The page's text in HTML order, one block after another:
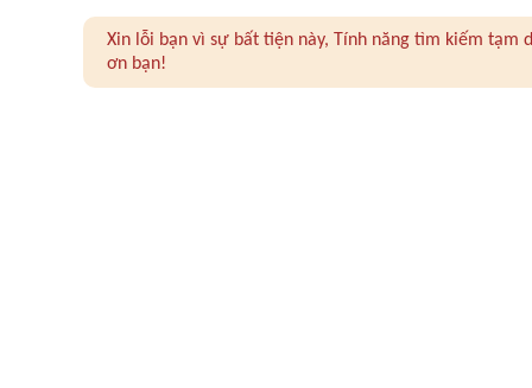
Xin lỗi bạn vì sự bất tiện này, Tính năng tìm kiếm
ơn bạn!